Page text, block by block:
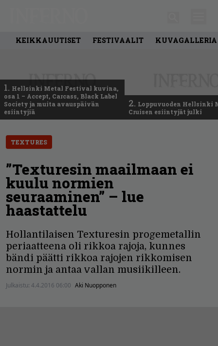
KEIKKAUUTISET FESTIVAALIT KUVAGALLERIA
1. Hellsinki Metal Festival kuvina,
osa 1 – Accept, Carcass, Black Label
Society ja muita avauspäivän
esiintyjiä
2. Loppuvuoden Hellsinki
Cruisen esiintyjät julki
TEXTURES
”Texturesin maailmaan ei
kuulu normien
seuraaminen” – lue
haastattelu
Hollantilaisen Texturesin progemetallin
periaatteena oli rikkoa rajoja, kunnes
bändi päätti rikkoa rajojen rikkomisen
normin ja antaa vallan musiikilleen.
Julkaistu: 4.4.2016 06:00 Aki Nuopponen